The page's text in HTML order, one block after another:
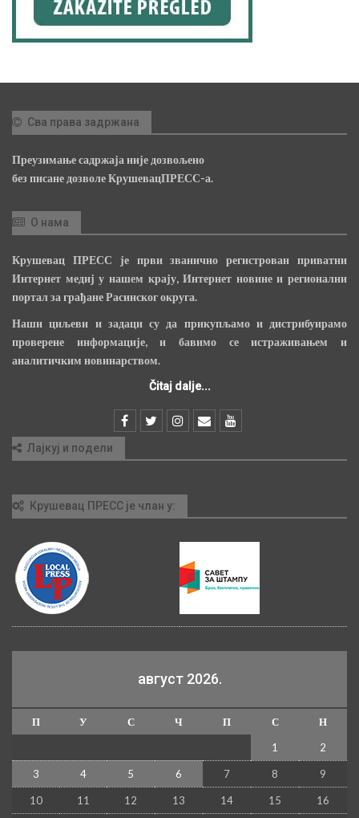
Сва права задржана
Преузимање садржаја није дозвољено
без писане дозволе КрушевацПРЕСС-а.
О нама
Крушевац ПРЕСС је први званично регистрован приватни
Интернет медиј у нашем крају, Интернет новине и регионални
портал за грађане Расинског округа.
Наши циљеви и задаци су да прикупљамо и дистрибуирамо
проверене информације, и бавимо се истраживањем и
аналитичким новинарством.
Čitaj dalje...
Лајкуј и подели
Крушевац ПРЕСС је члан у:
август 2026.
П У С Ч П С
Н
1
2
3 4 5 6 7 8 9
10 11 12 13 14 15 16